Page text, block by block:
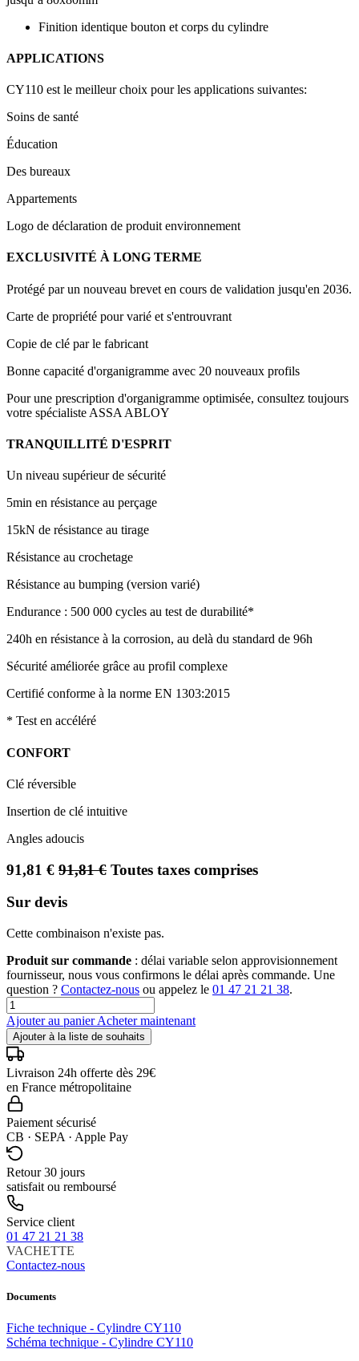
Finition identique bouton et corps du cylindre
APPLICATIONS
CY110 est le meilleur choix pour les applications suivantes:
Soins de santé
Éducation
Des bureaux
Appartements
Logo de déclaration de produit environnement
EXCLUSIVITÉ À LONG TERME
Protégé par un nouveau brevet en cours de validation jusqu'en 2036.
Carte de propriété pour varié et s'entrouvrant
Copie de clé par le fabricant
Bonne capacité d'organigramme avec 20 nouveaux profils
Pour une prescription d'organigramme optimisée, consultez toujours
votre spécialiste ASSA ABLOY
TRANQUILLITÉ D'ESPRIT
Un niveau supérieur de sécurité
5min en résistance au perçage
15kN de résistance au tirage
Résistance au crochetage
Résistance au bumping (version varié)
Endurance : 500 000 cycles au test de durabilité*
240h en résistance à la corrosion, au delà du standard de 96h
Sécurité améliorée grâce au profil complexe
Certifié conforme à la norme EN 1303:2015
* Test en accéléré
CONFORT
Clé réversible
Insertion de clé intuitive
Angles adoucis
91,81 € 91,81€ Toutes taxes comprises
Sur devis
Cette combinaison n'existe pas.
Produit sur commande : délai variable selon approvisionnement
fournisseur, nous vous confirmons le délai après commande. Une
question ? Contactez-nous ou appelez le 01 47 21 21 38.
Ajouter au panierAcheter maintenant
Ajouter à la liste de souhaits
Livraison 24h offerte dès 29€
en France métropolitaine
Paiement sécurisé
CB · SEPA · Apple Pay
Retour 30 jours
satisfait ou remboursé
Service client
01 47 21 21 38
VACHETTE
Contactez-nous
Documents
Fiche technique - Cylindre CY110
Schéma technique - Cylindre CY110